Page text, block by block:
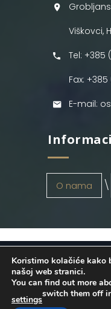
Viškovci,
Tel: +385
Fax:
E-mail:
O nama
OSATINA
byINFOS
Koristimo kolačiće kako
našoj web stranici.
You can find out more
switch them off
settings